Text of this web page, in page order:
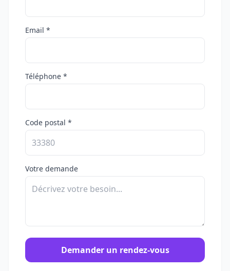
Email *
Téléphone *
Code postal *
Votre demande
Demander un rendez-vous